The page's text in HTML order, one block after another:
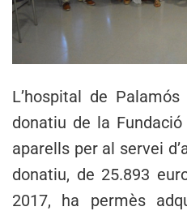
L’hospital de
donatiu de la
aparells per al servei
donatiu, de 25.893
2017, ha permès